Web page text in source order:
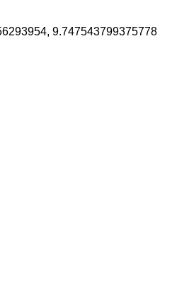
9.747543799375778